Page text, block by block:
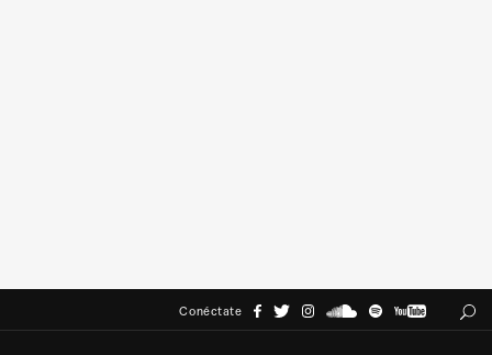
Conéctate